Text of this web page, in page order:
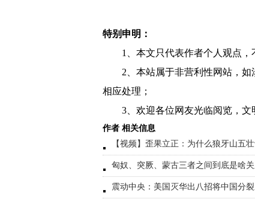
特别申明：
1、本文只代表作者个人观点，
2、本站属于非营利性网站，
相应处理；
3、欢迎各位网友光临阅览，文
作者 相关信息
【视频】歪果立正：为什么狼牙山五
匈奴、突厥、蒙古三者之间到底是啥关
震动中央：美国灭华出八招将中国分裂